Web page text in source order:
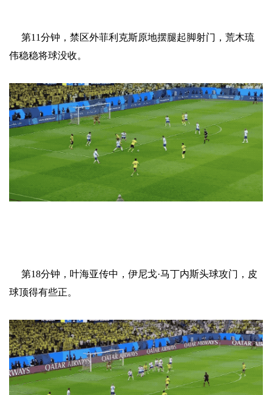
第11分钟，禁区外菲利克斯原地摆腿起脚射门，荒木琉
伟稳稳将球没收。
第18分钟，叶海亚传中，伊尼戈·马丁内斯头球攻门，皮
球顶得有些正。